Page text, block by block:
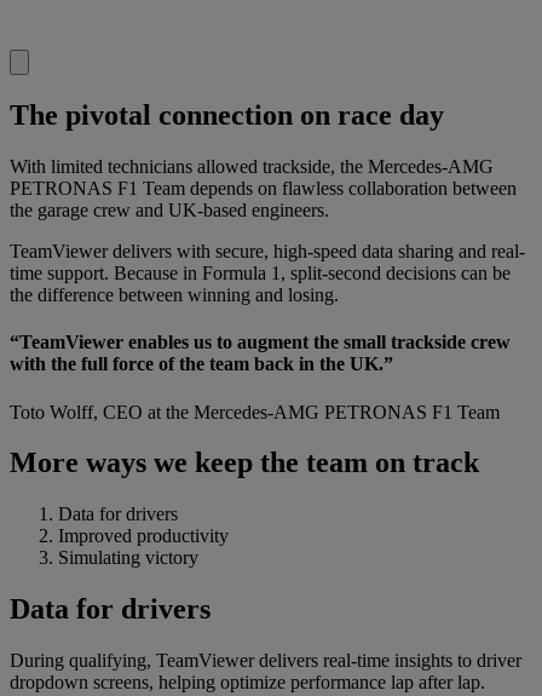
The pivotal connection on race day
With limited technicians allowed trackside, the Mercedes-AMG
PETRONAS F1 Team depends on flawless collaboration between
the garage crew and UK-based engineers.
TeamViewer delivers with secure, high-speed data sharing and real-
time support. Because in Formula 1, split-second decisions can be
the difference between winning and losing.
“TeamViewer enables us to augment the small trackside crew
with the full force of the team back in the UK.”
Toto Wolff, CEO at the Mercedes-AMG PETRONAS F1 Team
More ways we keep the team on track
Data for drivers
Improved productivity
Simulating victory
Data for drivers
During qualifying, TeamViewer delivers real-time insights to driver
dropdown screens, helping optimize performance lap after lap.